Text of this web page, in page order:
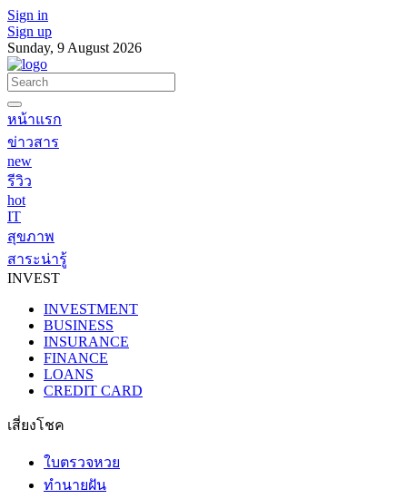
Sign in
Sign up
Sunday, 9 August 2026
หน้าแรก
ข่าวสาร
new
รีวิว
hot
IT
สุขภาพ
สาระน่ารู้
INVEST
INVESTMENT
BUSINESS
INSURANCE
FINANCE
LOANS
CREDIT CARD
เสี่ยงโชค
ใบตรวจหวย
ทำนายฝัน